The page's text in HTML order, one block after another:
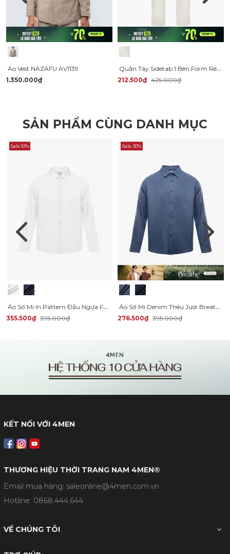
Áo Vest NAZAFU AV1139
1.350.000₫
Quần Tây Sidetab 1 Bên Form Regular QT062
212.500₫ 425.000₫
SẢN PHẨM CÙNG DANH MỤC
Sale 10%
Áo Sơ Mi In Pattern Đầu Ngựa Form Regular SM201
355.500₫ 395.000₫
Sale 30%
Áo Sơ Mi Denim Thêu Just Breath Form Regular SM196
276.500₫ 395.000₫
KẾT NỐI VỚI 4MEN
THƯƠNG HIỆU THỜI TRANG NAM 4MEN®
Email mua hàng: saleonline@4men.com.vn
Hotline: 0868.444.644
VỀ CHÚNG TÔI